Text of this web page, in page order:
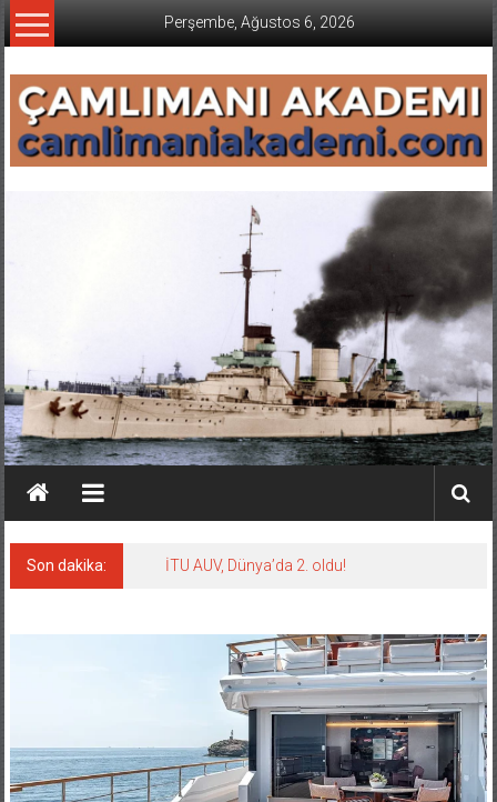
İçeriğe
geç
Perşembe, Ağustos 6, 2026
Son dakika: İTU AUV, Dünya’da 2. oldu!